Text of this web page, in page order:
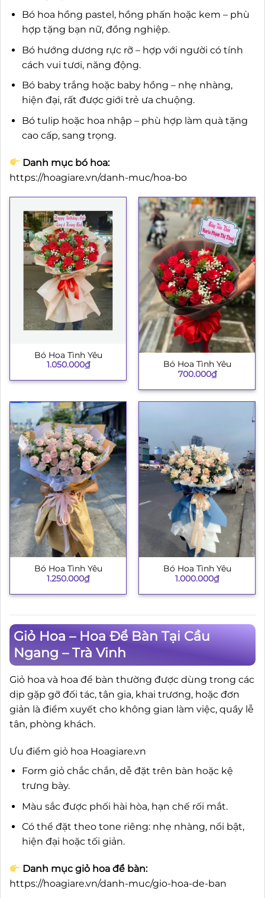
Bó hoa hồng pastel, hồng phấn hoặc kem – phù
hợp tặng bạn nữ, đồng nghiệp.
Bó hướng dương rực rỡ – hợp với người có tính
cách vui tươi, năng động.
Bó baby trắng hoặc baby hồng – nhẹ nhàng,
hiện đại, rất được giới trẻ ưa chuộng.
Bó tulip hoặc hoa nhập – phù hợp làm quà tặng
cao cấp, sang trọng.
Danh mục bó hoa:
https://hoagiare.vn/danh-muc/hoa-bo
Bó Hoa Tình Yêu
1.050.000₫
Bó Hoa Tình Yêu
700.000₫
Bó Hoa Tình Yêu
1.250.000₫
Bó Hoa Tình Yêu
1.000.000₫
Giỏ Hoa – Hoa Để Bàn Tại Cầu
Ngang – Trà Vinh
Giỏ hoa và hoa để bàn thường được dùng trong các
dịp gặp gỡ đối tác, tân gia, khai trương, hoặc đơn
giản là điểm xuyết cho không gian làm việc, quầy lễ
tân, phòng khách.
Ưu điểm giỏ hoa Hoagiare.vn
Form giỏ chắc chắn, dễ đặt trên bàn hoặc kệ
trưng bày.
Màu sắc được phối hài hòa, hạn chế rối mắt.
Có thể đặt theo tone riêng: nhẹ nhàng, nổi bật,
hiện đại hoặc tối giản.
Danh mục giỏ hoa để bàn:
https://hoagiare.vn/danh-muc/gio-hoa-de-ban